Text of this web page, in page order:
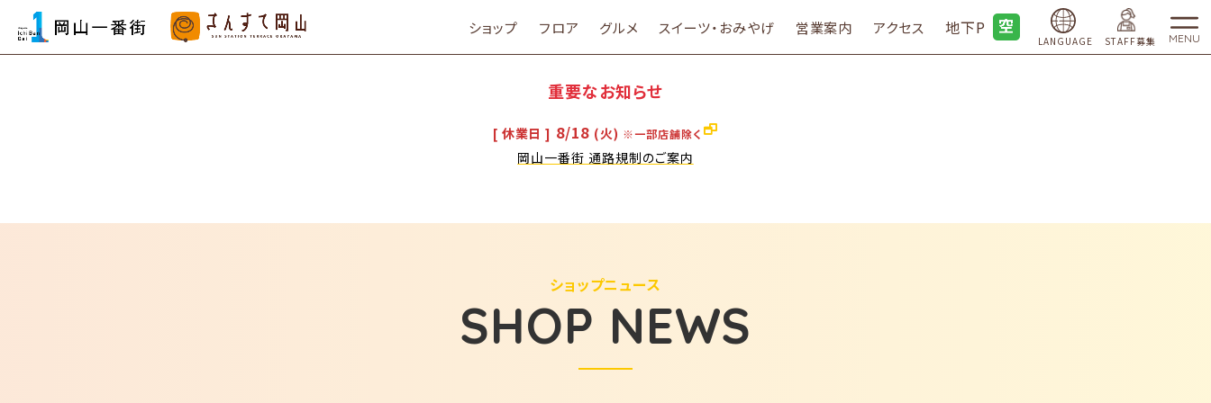
ショップ フロア グルメ スイーツ・おみやげ 営業案内 アクセス 地下P
LANGUAGE STAFF募集 MENU
重要なお知らせ
[ 休業日 ] 8/18 (火) ※一部店舗除く
岡山一番街 通路規制のご案内
SHOP NEWS
ショップニュース